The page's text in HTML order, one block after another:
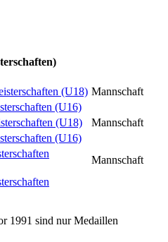
(U18) Mannschaft
(U16)
(U18)
Mannschaft
(U16)
Mannschaft
1991 sind nur Medaillen